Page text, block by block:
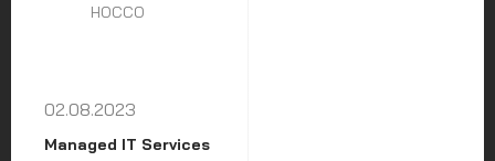
HOCCO
02.08.2023
Managed IT Services